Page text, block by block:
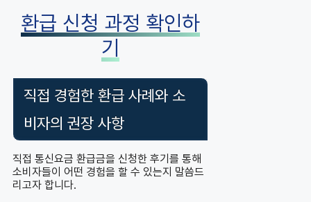
환급 신청 과정 확인하
기
직접 경험한 환급 사례와 소
비자의 권장 사항
직접 통신요금 환급금을 신청한 후기를 통해
소비자들이 어떤 경험을 할 수 있는지 말씀드
리고자 합니다.